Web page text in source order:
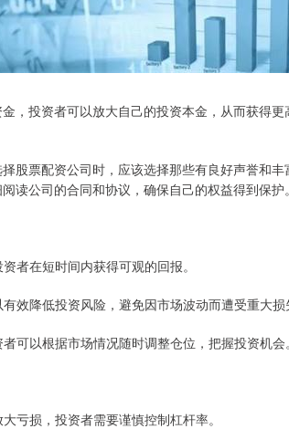
，投资者可以放大自己的投资本金，从而获得
股票配资公司时，应该选择那些有良好声誉和
读公司的合同和协议，确保自己的权益得到保护。
者在短时间内获得可观的回报。
效降低投资风险，避免因市场波动而遭受重大损
可以根据市场情况随时调整仓位，把握投资机会。
亏损，投资者需要谨慎控制杠杆率。